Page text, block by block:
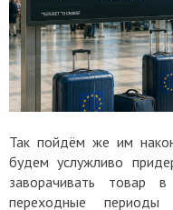
Так пойдём же им
будем услужливо
заворачивать товар
переходные